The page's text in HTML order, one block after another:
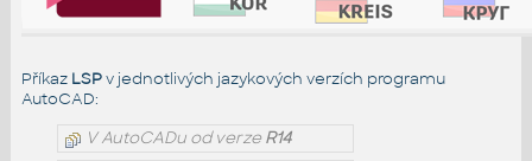
Příkaz LSPv jednotlivých jazykových verzích programu
AutoCAD:
V AutoCADu od verzeR14